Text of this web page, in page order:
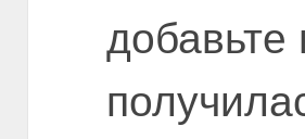
добавьте